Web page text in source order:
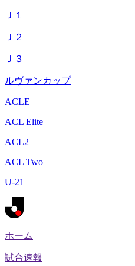
Ｊ１
Ｊ２
Ｊ３
ルヴァンカップ
ACLE
ACL Elite
ACL2
ACL Two
U-21
ホーム
試合速報